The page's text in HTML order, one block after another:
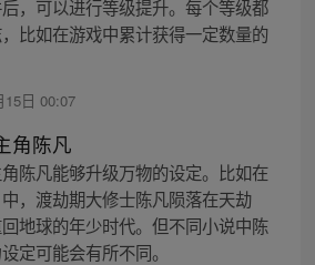
，可以进行等级提升。每个等级都
比如在游戏中累计获得一定数量的
15日 00:07
角陈凡
陈凡能够升级万物的设定。比如在
中，渡劫期大修士陈凡陨落在天劫
地球的年少时代。但不同小说中陈
定可能会有所不同。